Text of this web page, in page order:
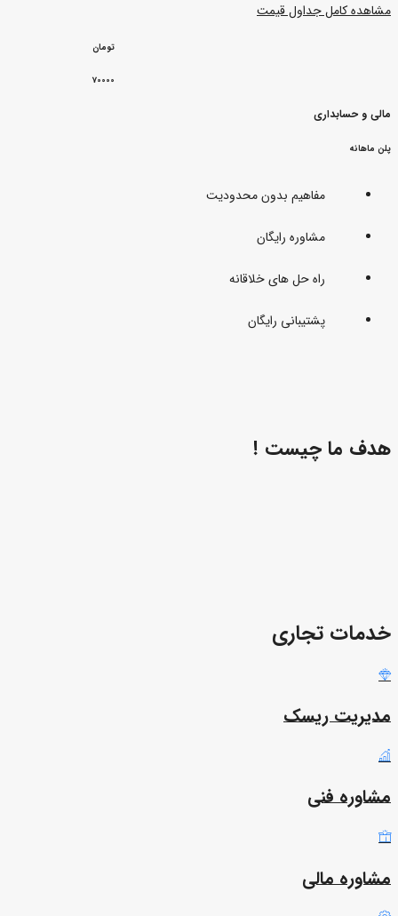
مشاهده کامل جداول قیمت
تومان
70000
مالی و حسابداری
پلن ماهانه
مفاهیم بدون محدودیت
مشاوره رایگان
راه حل های خلاقانه
پشتیبانی رایگان
هدف ما چیست !
خدمات تجاری
مدیریت ریسک
مشاوره فنی
مشاوره مالی